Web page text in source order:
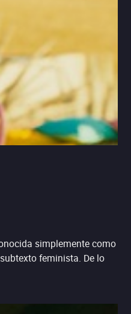
simplemente como
feminista. De lo